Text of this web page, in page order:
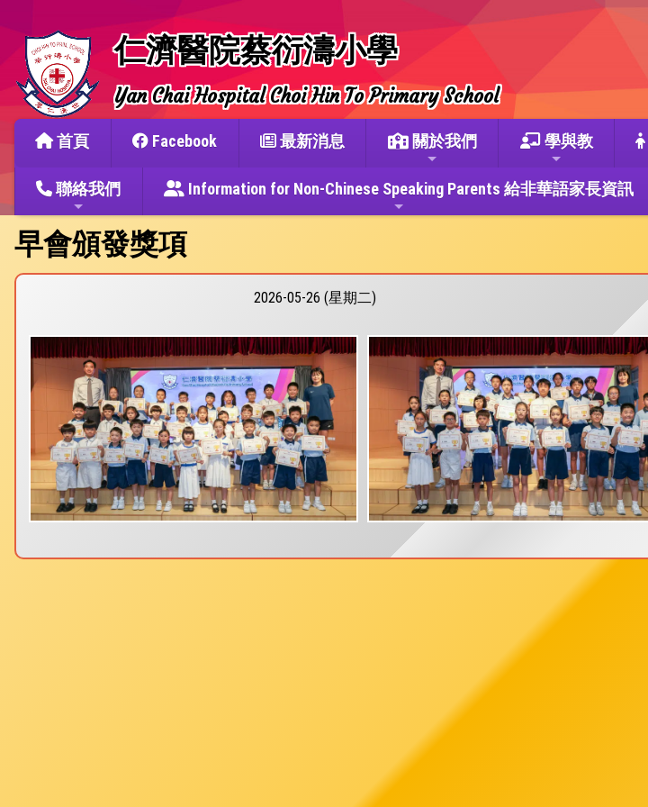
仁濟醫院蔡衍濤小學
Yan Chai Hospital Choi Hin To Primary School
首頁 Facebook 最新消息 關於我們 學與教
聯絡我們 Information for Non-Chinese Speaking Parents 給非華語家長資訊
早會頒發獎項
2026-05-26 (星期二)